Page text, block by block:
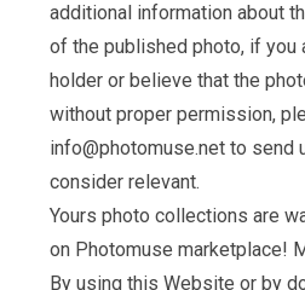
additional information about
of the published photo, if you
holder or believe that the
without proper permission,
info@photomuse.net to send
consider relevant.
Yours photo collections are
on Photomuse marketplace!
By using this Website or by